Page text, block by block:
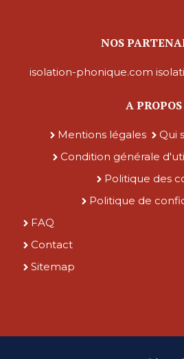
NOS
isolation-phonique.com
A PROPOS
Mentions légales
Qui
Condition générale
Politique des
Politique de
FAQ
Contact
Sitemap